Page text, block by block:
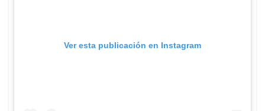
Ver esta publicación en Instagram